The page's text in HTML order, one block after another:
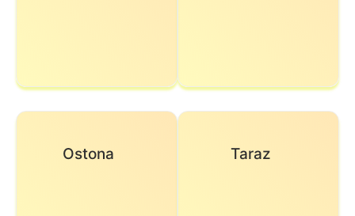
Ostona Taraz